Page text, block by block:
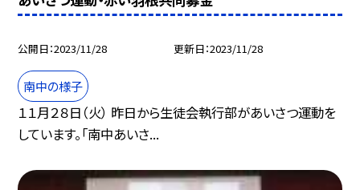
公開日 2023/11/28 更新日 2023/11/28
南中の様子
１１月２８日（火） 昨日から生徒会執行部があいさつ運動を
しています。「南中あいさ...